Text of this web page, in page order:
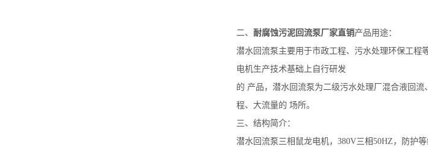
二、 耐腐蚀污泥回流泵厂家直销产品用途：
潜水回流泵主要用于市政工程、污水处理环保工程
电机生产技术基础上自行研发
的 产品，潜水回流泵为二级污水处理厂混合液回
程、大流量的 场所。
三、结构简介：
潜水回流泵三相鼠龙电机，380V三相50HZ，防护